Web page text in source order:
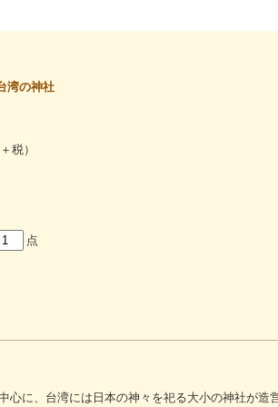
湾の神社
税）
点
に、台湾には日本の神々を祀る大小の神社が造